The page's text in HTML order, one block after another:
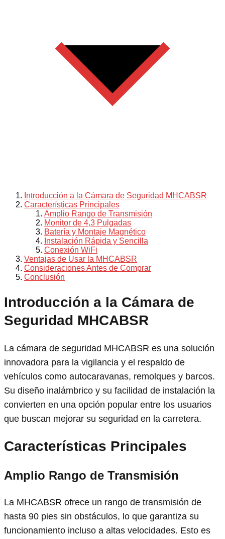
Introducción a la Cámara de Seguridad MHCABSR
Características Principales
Amplio Rango de Transmisión
Monitor de 4,3 Pulgadas
Batería y Montaje Magnético
Instalación Rápida y Sencilla
Conexión WiFi
Ventajas de Usar la MHCABSR
Consideraciones Antes de Comprar
Conclusión
Introducción a la Cámara de
Seguridad MHCABSR
La cámara de seguridad MHCABSR es una solución
innovadora para la vigilancia y el respaldo de
vehículos como autocaravanas, remolques y barcos.
Su diseño inalámbrico y su facilidad de instalación la
convierten en una opción popular entre los usuarios
que buscan mejorar su seguridad en la carretera.
Características Principales
Amplio Rango de Transmisión
La MHCABSR ofrece un rango de transmisión de
hasta 90 pies sin obstáculos, lo que garantiza su
funcionamiento incluso a altas velocidades. Esto es